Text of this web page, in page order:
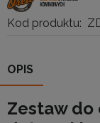
Kod produktu:
OPIS
Zestaw do